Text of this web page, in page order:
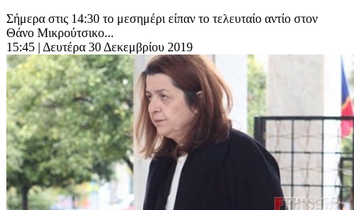
Σήμερα στις 14:30 το μεσημέρι είπαν το τελευταίο αντίο στον
Θάνο Μικρούτσικο...
15:45 | Δευτέρα 30 Δεκεμβρίου 2019